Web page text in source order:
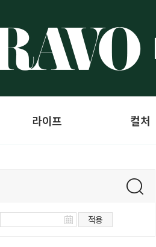
라이프 컬처
적용